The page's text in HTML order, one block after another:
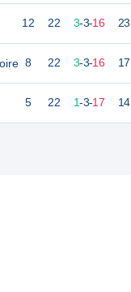
12 22 3-3-16 23
8 22 3-3-16 17
5 22 1-3-17 14